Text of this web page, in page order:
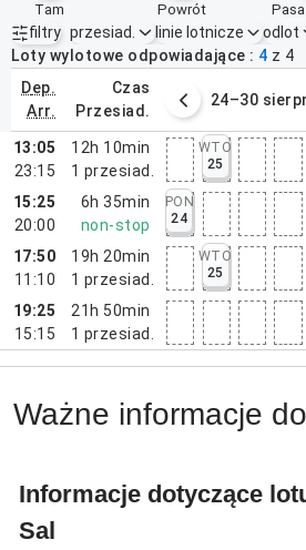
tam powrót
filtry
Aktywne filtry brak
przesiad. linie lotnicze odlot
Loty wylotowe odpowiadające
4 z 4
dep.
arr.
czas
przesiad.
sierpnia 2026 24–30
13:05
23:15
12h 10min
1 przesiad.
WTO
25
15:25
20:00
6h 35min
non-stop
PON
24
17:50
11:10
19h 20min
1 przesiad.
WTO
25
19:25
15:15
21h 50min
1 przesiad.
Ważne informacje
Informacje dotyczące
Sal